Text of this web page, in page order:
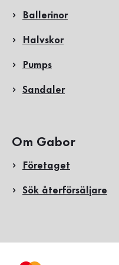
Ballerinor
Halvskor
Pumps
Sandaler
Om Gabor
Företaget
Sök återförsäljare